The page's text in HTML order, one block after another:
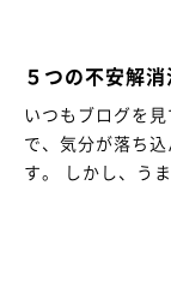
５つの不安解消
いつもブログを
で、気分が落ち
す。 しかし、う